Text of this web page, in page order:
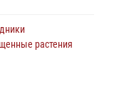
растения